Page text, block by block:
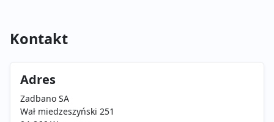
Kontakt
Adres
Zadbano SA
Wał miedzeszyński 251